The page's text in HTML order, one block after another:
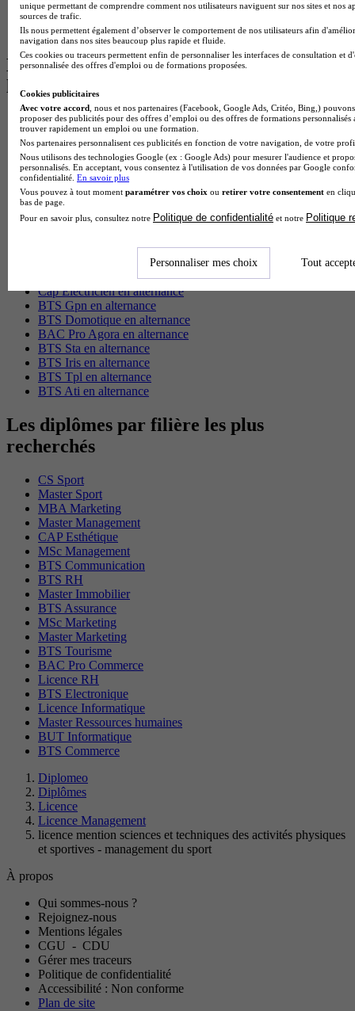
Master Psychologie à Angers
BTS Communication à Lyon
BTS Ndrc à Lyon
Les intitulés de diplôme par alternance
les plus recherchés
BTS Esf en alternance
BTS Dietetique en alternance
BTS Mco en alternance
BTS Pi en alternance
BTS Sp3s en alternance
Master CCA en alternance
BTS Ndrc en alternance
BTS Sam en alternance
BTS Sio en alternance
MSc Marketing Digital en alternance
BTS Gpme en alternance
Cap Electricien en alternance
BTS Gpn en alternance
BTS Domotique en alternance
BAC Pro Agora en alternance
BTS Sta en alternance
BTS Iris en alternance
BTS Tpl en alternance
BTS Ati en alternance
Les diplômes par filière les plus
recherchés
CS Sport
Master Sport
MBA Marketing
Master Management
CAP Esthétique
MSc Management
BTS Communication
BTS RH
Master Immobilier
BTS Assurance
MSc Marketing
Master Marketing
BTS Tourisme
BAC Pro Commerce
Licence RH
BTS Electronique
Licence Informatique
Master Ressources humaines
BUT Informatique
BTS Commerce
Diplomeo
Diplômes
Licence
Licence Management
licence mention sciences et techniques des activités physiques
et sportives - management du sport
À propos
Qui sommes-nous ?
Rejoignez-nous
Mentions légales
CGU - CDU
Gérer mes traceurs
Politique de confidentialité
Accessibilité : Non conforme
Plan de site
unique permettant de comprendre comment nos utilisateurs naviguent sur nos sites et nos
sources de trafic.
Ils nous permettent également d’observer le comportement de nos utilisateurs afin
navigation dans nos sites beaucoup plus rapide et fluide.
Ces cookies ou traceurs permettent enfin de personnaliser les interfaces de consultation et
personnalisée des offres d'emploi ou de formations proposées.
Cookies publicitaires
Avec votre accord , nous et nos partenaires (Facebook, Google Ads, Critéo, Bing,)
proposer des publicités pour des offres d’emploi ou des offres de formations
trouver rapidement un emploi ou une formation.
Nos partenaires personnalisent ces publicités en fonction de votre navigation, de votre
Nous utilisons des technologies Google (ex : Google Ads) pour mesurer l'audience et
personnalisés. En acceptant, vous consentez à l'utilisation de vos données par Google
confidentialité. En savoir plus
Vous pouvez à tout moment paramétrer vos choix ou retirer votre consentement en
bas de page.
Pour en savoir plus, consultez notre Politique de confidentialité et notre Politique
Personnaliser mes choix Tout